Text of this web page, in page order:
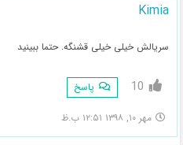
Kimia
سریالش خیلی خیلی قشنگه. حتما ببینید
10 پاسخ
مهر ۱۰, ۱۳۹۸ ۱۲:۵۱ ب.ظ